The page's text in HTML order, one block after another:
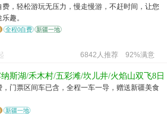
费，轻松游玩无压力，慢走慢游，不赶时间，让您
趣。
全程0自费 新疆一地
6842人推荐 92%满意
斯湖/禾木村/五彩滩/坎儿井/火焰山双飞8日
，门票区间车已含，全程一车一导，赠送新疆美食
新疆一地